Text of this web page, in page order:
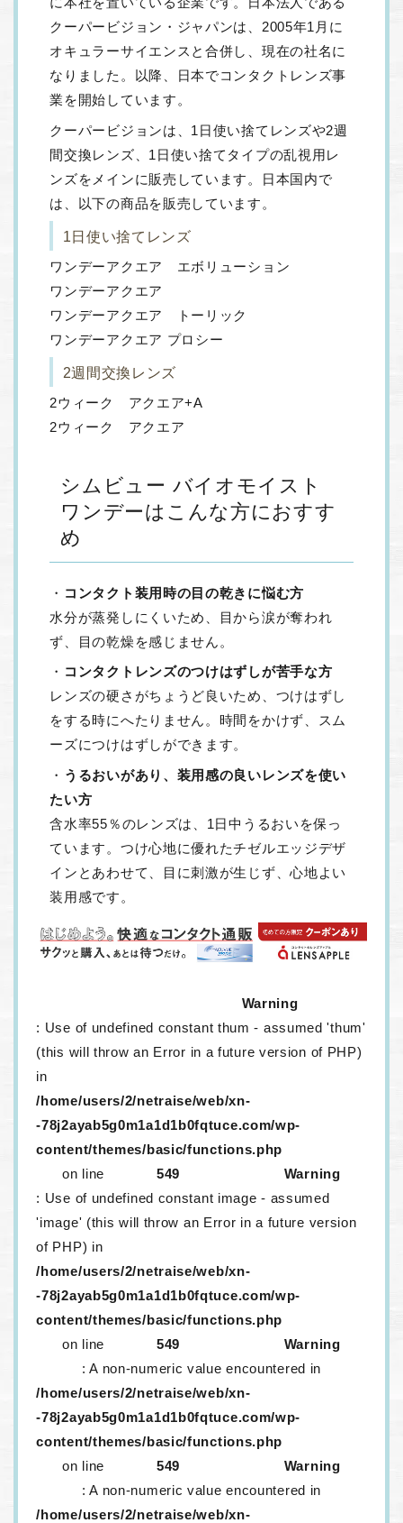
クーパービジョン・ジャパンは、2005年1月に
オキュラーサイエンスと合併し、現在の社名に
なりました。以降、日本でコンタクトレンズ事
業を開始しています。
クーパービジョンは、1日使い捨てレンズや2週
間交換レンズ、1日使い捨てタイプの乱視用レ
ンズをメインに販売しています。日本国内で
は、以下の商品を販売しています。
1日使い捨てレンズ
ワンデーアクエア エボリューション
ワンデーアクエア
ワンデーアクエア トーリック
ワンデーアクエア プロシー
2週間交換レンズ
2ウィーク アクエア+A
2ウィーク アクエア
シムビュー バイオモイスト
ワンデーはこんな方におすす
め
・ コンタクト装用時の目の乾きに悩む方
水分が蒸発しにくいため、目から涙が奪われ
ず、目の乾燥を感じません。
・ コンタクトレンズのつけはずしが苦手な方
レンズの硬さがちょうど良いため、つけはずし
をする時にへたりません。時間をかけず、スム
ーズにつけはずしができます。
・ うるおいがあり、装用感の良いレンズを使い
たい方
含水率55％のレンズは、1日中うるおいを保っ
ています。つけ心地に優れたチゼルエッジデザ
インとあわせて、目に刺激が生じず、心地よい
装用感です。
Warning
: Use of undefined constant thum - assumed 'thum'
(this will throw an Error in a future version of PHP)
in
/home/users/2/netraise/web/xn-
-78j2ayab5g0m1a1d1b0fqtuce.com/wp-
content/themes/basic/functions.php
on line
549
Warning
: Use of undefined constant image - assumed
'image' (this will throw an Error in a future version
of PHP) in
/home/users/2/netraise/web/xn-
-78j2ayab5g0m1a1d1b0fqtuce.com/wp-
content/themes/basic/functions.php
on line
549
Warning
: A non-numeric value encountered in
/home/users/2/netraise/web/xn-
-78j2ayab5g0m1a1d1b0fqtuce.com/wp-
content/themes/basic/functions.php
on line
549
Warning
: A non-numeric value encountered in
/home/users/2/netraise/web/xn-